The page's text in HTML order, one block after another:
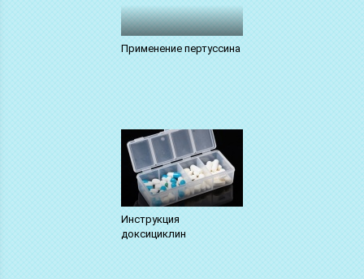
Применение пертуссина
Инструкция
доксициклин